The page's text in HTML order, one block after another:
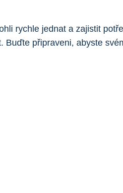
rychle jednat a zajistit
připraveni, abyste